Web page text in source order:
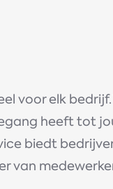
voor elk
heeft tot
biedt
van